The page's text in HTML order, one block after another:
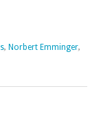
, Norbert Emminger,